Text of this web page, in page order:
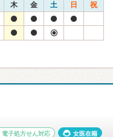
木 金 土 日 祝
電子処方せん対応 女医在籍